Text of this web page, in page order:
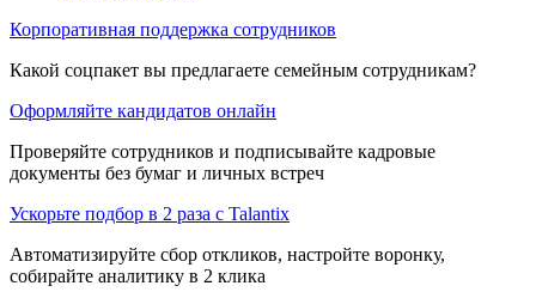
Корпоративная поддержка сотрудников
Какой соцпакет вы предлагаете семейным сотрудникам?
Оформляйте кандидатов онлайн
Проверяйте сотрудников и подписывайте кадровые
документы без бумаг и личных встреч
Ускорьте подбор в 2 раза с Talantix
Автоматизируйте сбор откликов, настройте воронку,
собирайте аналитику в 2 клика